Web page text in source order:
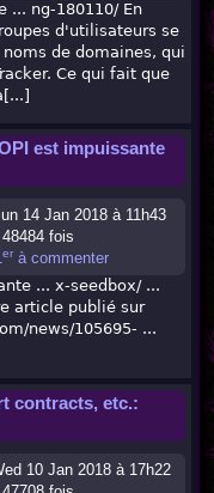
... ng-180110/ En
d'utilisateurs se
de domaines, qui
Ce qui fait que
est impuissante
14 Jan 2018 à 11h43
fois
erà commenter
... x-seedbox/ ...
article publié sur
news/105695- ...
contracts, etc.:
10 Jan 2018 à 17h22